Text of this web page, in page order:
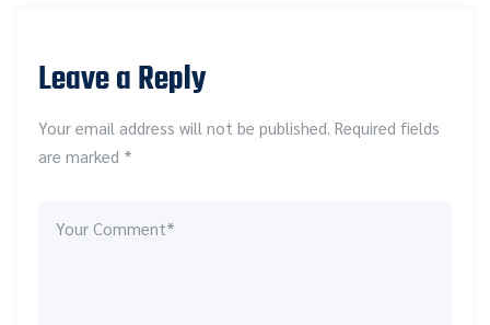
Leave a Reply
Your email address will not be published. Required fields
are marked *